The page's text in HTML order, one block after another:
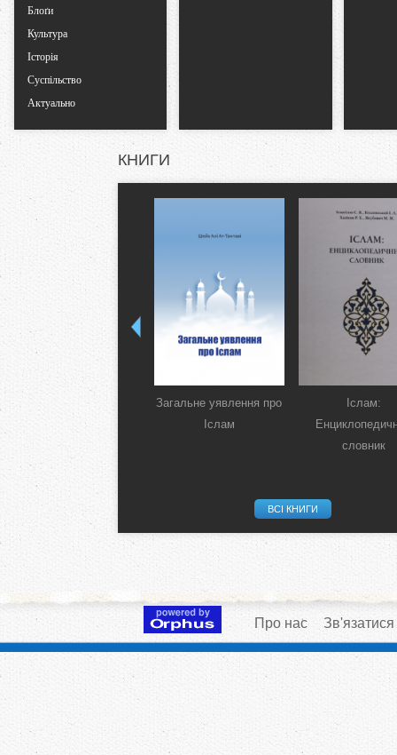
Блоґи
Культура
Історія
Суспільство
Актуально
КНИГИ
Загальне уявлення про
Іслам
Іслам:
словник
ВСІ КНИГИ
Про нас